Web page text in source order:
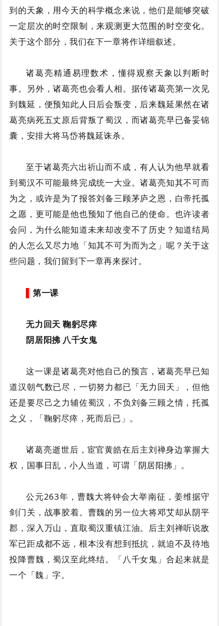
到的天象，用今天的科学概念来说，他们是能够突破
一定层次的时空限制，来观测更大范围的时空变化。
关于这个部分，我们在下一章将作详细叙述。
诸葛亮精通易理数术，懂得观察天象以判断时
事。另外，诸葛亮也会看人相。据传诸葛亮第一次见
到魏延，便预知此人日后会叛变，后来魏延果然在诸
葛亮病死五丈原后背叛了蜀汉，而诸葛亮早已备妥锦
囊，安排大将马岱将魏延诛杀。
至于诸葛亮六出祈山而不成，有人认为他早就看
到蜀汉不可能最终完成统一大业。诸葛亮知其不可而
为之，或许是为了报答刘备三顾茅庐之恩，白帝托孤
之愿，更可能是他也预知了他自己的使命。也许读者
会问，为什么能知道未来却改变不了历史？知道结局
的人怎么又尽力地「知其不可为而为之」呢？关于这
些问题，我们留到下一章再来探讨。
▌第一课
无力回天 鞠躬尽瘁
阴居阳拂 八千女鬼
这一课是诸葛亮对他自己的预言，诸葛亮早已知
道汉朝气数已尽，一切努力都已「无力回天」，但他
还是要尽己之力辅佐蜀汉，不负刘备三顾之情，托孤
之义，「鞠躬尽瘁，死而后已」。
诸葛亮逝世后，宦官黄皓在后主刘禅身边掌握大
权，国事日乱，小人当道，可谓「阴居阳拂」。
公元263年，曹魏大将钟会大举南征，姜维据守
剑门关，战事胶着。曹魏的另一位大将邓艾却从阴平
郡，深入万山，直取蜀汉重镇江油。后主刘禅听说敌
军已距成都不远，根本没有想到抵抗，就迫不及待地
投降曹魏，蜀汉至此终结。「八千女鬼」合起来就是
一个「魏」字。